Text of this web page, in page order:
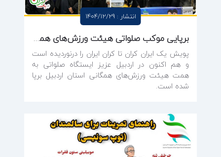
انتشار : 1404/12/29
برپایی موکب صلواتی هیئت ورزش‌های همگانی استان اردبیل در راستای پویش ملی یک ایران
پویش یک ایران کران تا کران ایران را درنوردیده است
و هم اکنون در اردبیل عزیز ایستگاه صلواتی به
همت هیئت ورزش‌های همگانی استان اردبیل برپا
شده است.